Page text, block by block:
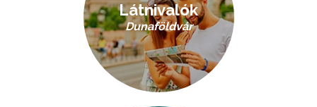
Látnivalók
Dunaföldvár